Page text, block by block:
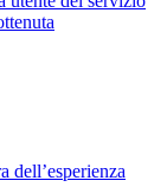
dell’esperienza